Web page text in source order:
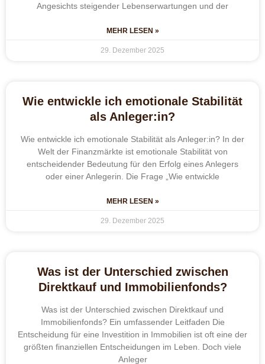
Angesichts steigender Lebenserwartungen und der
MEHR LESEN »
29. Dezember 2025
Wie entwickle ich emotionale Stabilität
als Anleger:in?
Wie entwickle ich emotionale Stabilität als Anleger:in? In der
Welt der Finanzmärkte ist emotionale Stabilität von
entscheidender Bedeutung für den Erfolg eines Anlegers
oder einer Anlegerin. Die Frage „Wie entwickle
MEHR LESEN »
29. Dezember 2025
Was ist der Unterschied zwischen
Direktkauf und Immobilienfonds?
Was ist der Unterschied zwischen Direktkauf und
Immobilienfonds? Ein umfassender Leitfaden Die
Entscheidung für eine Investition in Immobilien ist oft eine der
größten finanziellen Entscheidungen im Leben. Doch viele
Anleger